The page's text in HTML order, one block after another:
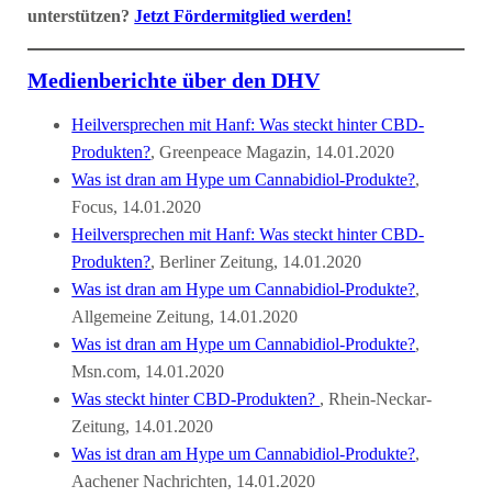
unterstützen?Jetzt Fördermitglied werden!
Medienberichte über den DHV
Heilversprechen mit Hanf: Was steckt hinter CBD-
Produkten?, Greenpeace Magazin, 14.01.2020
Was ist dran am Hype um Cannabidiol-Produkte?,
Focus, 14.01.2020
Heilversprechen mit Hanf: Was steckt hinter CBD-
Produkten?, Berliner Zeitung, 14.01.2020
Was ist dran am Hype um Cannabidiol-Produkte?,
Allgemeine Zeitung, 14.01.2020
Was ist dran am Hype um Cannabidiol-Produkte?,
Msn.com, 14.01.2020
Was steckt hinter CBD-Produkten? , Rhein-Neckar-
Zeitung, 14.01.2020
Was ist dran am Hype um Cannabidiol-Produkte?,
Aachener Nachrichten, 14.01.2020